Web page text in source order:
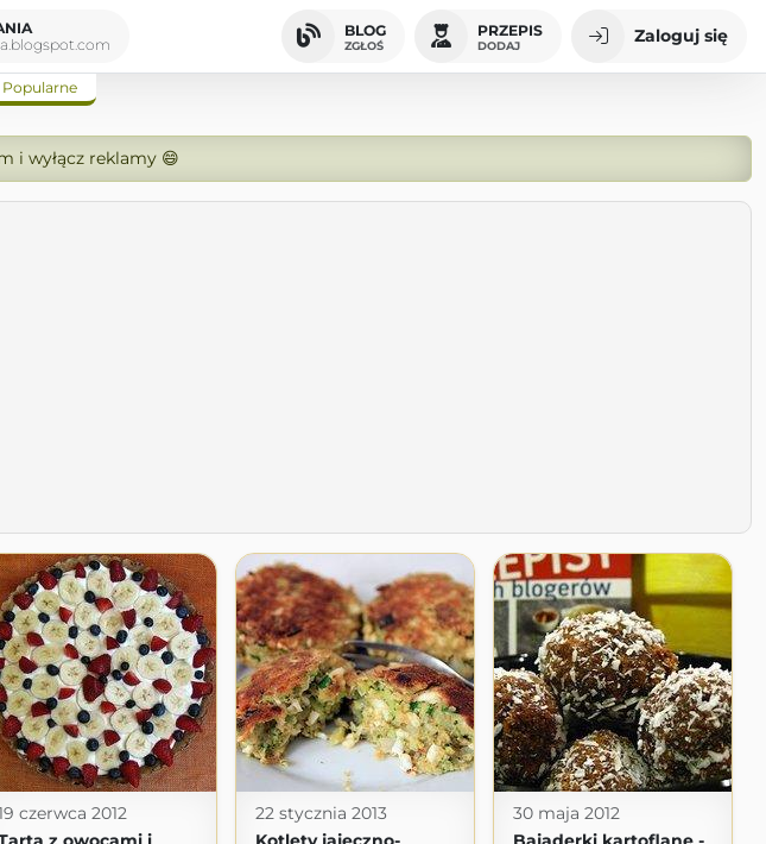
BLOG
ZGŁOŚ
PRZEPIS
DODAJ Zaloguj się
Popularne
i wyłącz reklamy 😄
czerwca 2012
22 stycznia 2013
30 maja 2012